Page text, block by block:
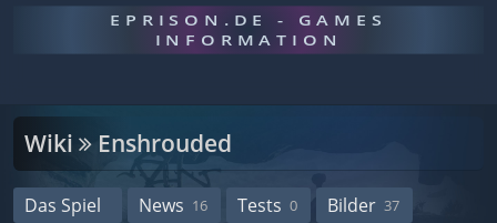
EPRISON.DE - GAMES
INFORMATION
Wiki Enshrouded
Das Spiel News 16 Tests 0 Bilder 37